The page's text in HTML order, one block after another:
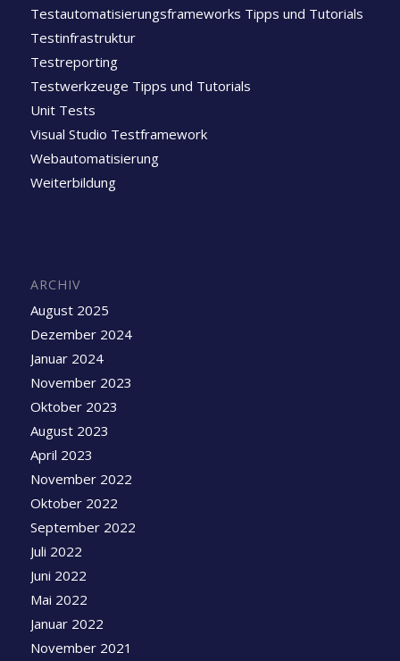
Testautomatisierungsframeworks Tipps und Tutorials
Testinfrastruktur
Testreporting
Testwerkzeuge Tipps und Tutorials
Unit Tests
Visual Studio Testframework
Webautomatisierung
Weiterbildung
ARCHIV
August 2025
Dezember 2024
Januar 2024
November 2023
Oktober 2023
August 2023
April 2023
November 2022
Oktober 2022
September 2022
Juli 2022
Juni 2022
Mai 2022
Januar 2022
November 2021